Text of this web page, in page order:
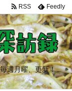
週月曜、更新！
RSS Feedly